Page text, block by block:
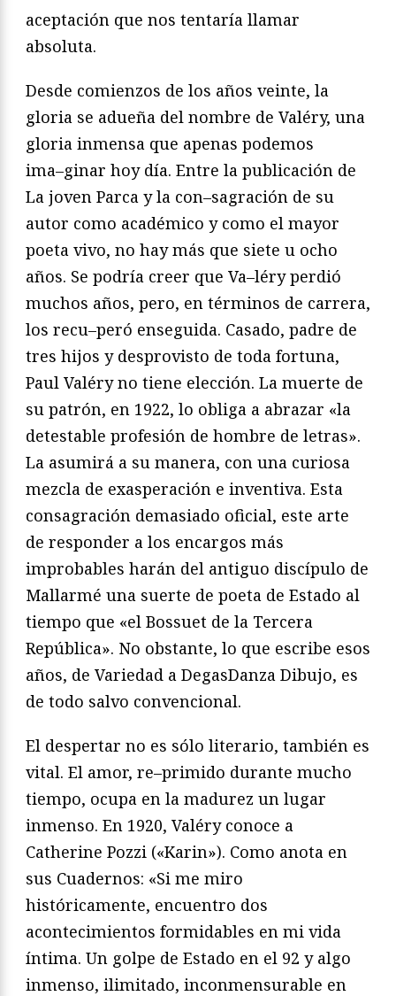
aceptación que nos tentaría llamar
absoluta.
Desde comienzos de los años veinte, la
gloria se adueña del nombre de Valéry, una
gloria inmensa que apenas podemos
ima–ginar hoy día. Entre la publicación de
La joven Parca y la con–sagración de su
autor como académico y como el mayor
poeta vivo, no hay más que siete u ocho
años. Se podría creer que Va–léry perdió
muchos años, pero, en términos de carrera,
los recu–peró enseguida. Casado, padre de
tres hijos y desprovisto de toda fortuna,
Paul Valéry no tiene elección. La muerte de
su patrón, en 1922, lo obliga a abrazar «la
detestable profesión de hombre de letras».
La asumirá a su manera, con una curiosa
mezcla de exasperación e inventiva. Esta
consagración demasiado oficial, este arte
de responder a los encargos más
improbables harán del antiguo discípulo de
Mallarmé una suerte de poeta de Estado al
tiempo que «el Bossuet de la Tercera
República». No obstante, lo que escribe esos
años, de Variedad a DegasDanza Dibujo, es
de todo salvo convencional.
El despertar no es sólo literario, también es
vital. El amor, re–primido durante mucho
tiempo, ocupa en la madurez un lugar
inmenso. En 1920, Valéry conoce a
Catherine Pozzi («Karin»). Como anota en
sus Cuadernos: «Si me miro
históricamente, encuentro dos
acontecimientos formidables en mi vida
íntima. Un golpe de Estado en el 92 y algo
inmenso, ilimitado, inconmensurable en